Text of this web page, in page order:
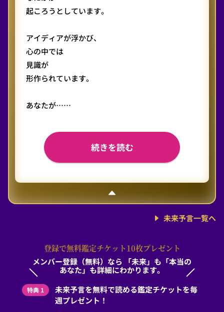
起ころうとしています。
アイディアが浮かび、
心の中では
見識が
形作られています。
あなたが……
続きを読む
未来予言一覧へ
登録で無料鑑定チケット10枚プレゼント
メンバー登録（無料）なら
「未来」も「本当の
あなた」も詳細にわかります。
特典 1
未来予言を無料で読める鑑定チケットを毎
週プレゼント！